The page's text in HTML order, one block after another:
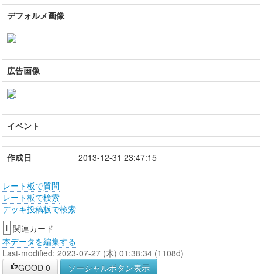
デフォルメ画像
広告画像
イベント
作成日 2013-12-31 23:47:15
レート板で質問
レート板で検索
デッキ投稿板で検索
+ 関連カード
本データを編集する
Last-modified: 2023-07-27 (木) 01:38:34 (1108d)
GOOD 0 ソーシャルボタン表示